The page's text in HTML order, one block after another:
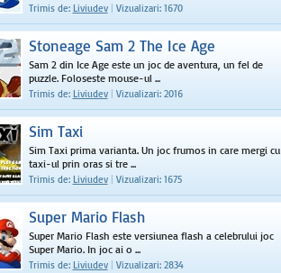
Trimis de: Liviudev Vizualizari: 1670
Stoneage Sam 2 The Ice Age
Sam 2 din Ice Age este un joc de aventura, un fel de
puzzle. Foloseste mouse-ul ...
Trimis de: Liviudev Vizualizari: 2016
Sim Taxi
Sim Taxi prima varianta. Un joc frumos in care mergi cu
taxi-ul prin oras si tre ...
Trimis de: Liviudev Vizualizari: 1675
Super Mario Flash
Super Mario Flash este versiunea flash a celebrului joc
Super Mario. In joc ai o ...
Trimis de: Liviudev Vizualizari: 2834